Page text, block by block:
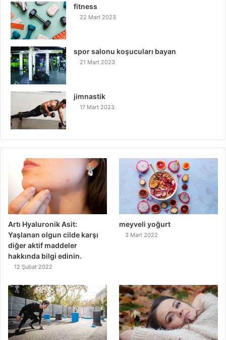
fitness
22 Mart 2023
spor salonu koşucuları bayan
21 Mart 2023
jimnastik
17 Mart 2023
Artı Hyaluronik Asit:
Yaşlanan olgun cilde karşı
diğer aktif maddeler
hakkında bilgi edinin.
12 Şubat 2022
meyveli yoğurt
3 Mart 2022